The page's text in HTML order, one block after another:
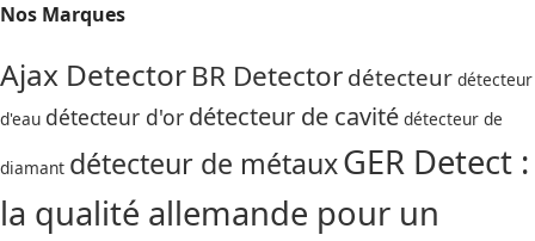
Nos Marques
Ajax DetectorBR Detectordétecteur détecteur
d'eau détecteur d'or détecteur de cavité détecteur de
diamant détecteur de métauxGER Detect :
la qualité allemande pour un